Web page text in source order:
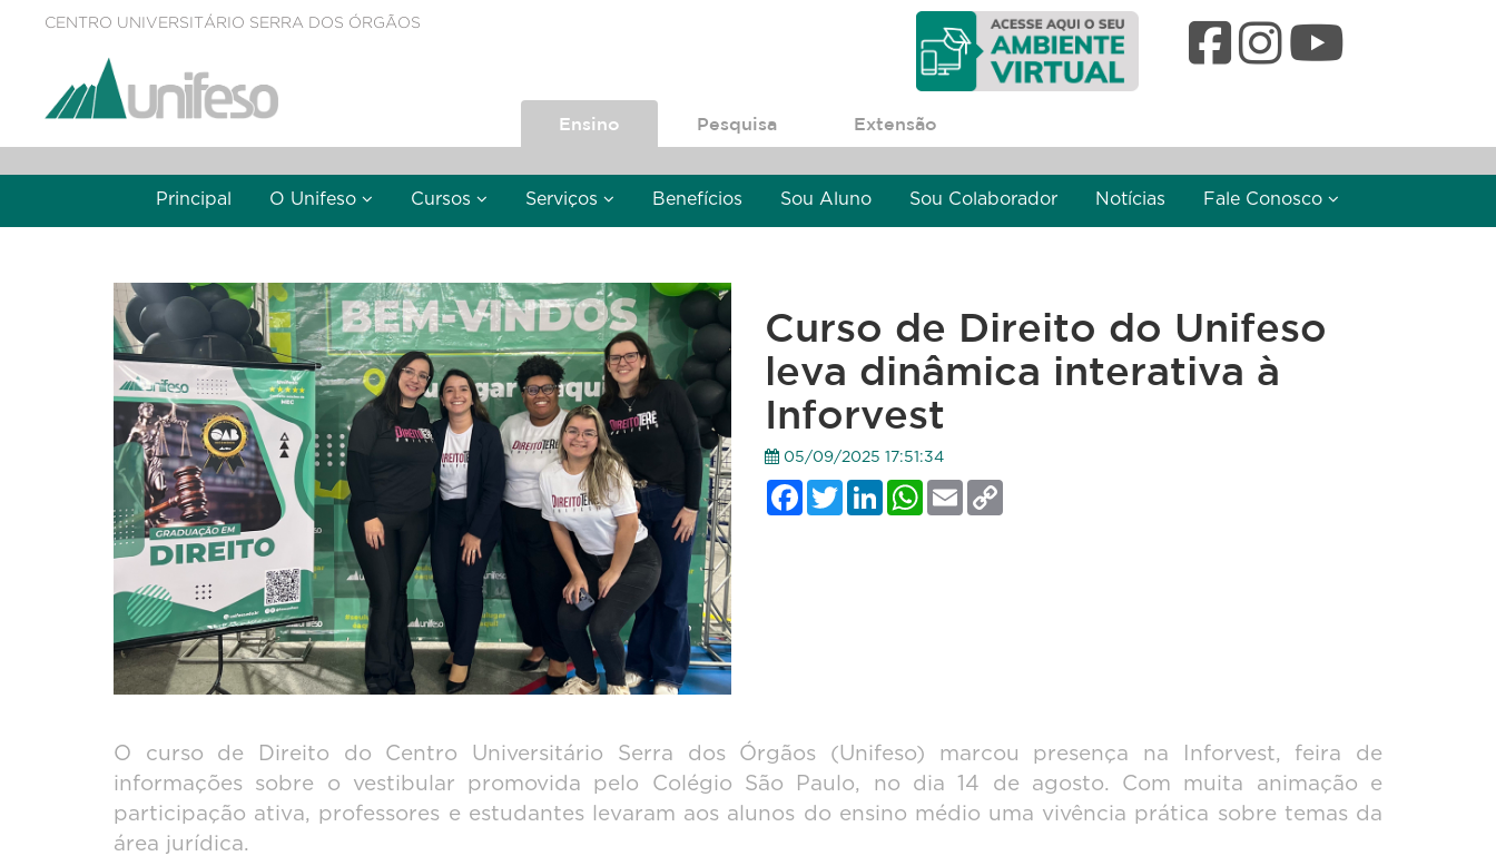
CENTRO UNIVERSITÁRIO SERRA DOS ÓRGÃOS
Ensino Pesquisa Extensão
Principal O Unifeso Cursos Serviços Benefícios Sou Aluno Sou Colaborador Notícias Fale Conosco
Curso de Direito do Unifeso
leva dinâmica interativa à
Inforvest
05/09/2025 17:51:34
Facebook
TwitterLinkedInWhatsApp
Email
O curso de Direito do Centro Universitário Serra dos Órgãos (Unifeso) marcou presença na Inforvest, feira de
informações sobre o vestibular promovida pelo Colégio São Paulo, no dia 14 de agosto. Com muita animação e
participação ativa, professores e estudantes levaram aos alunos do ensino médio uma vivência prática sobre temas da
área jurídica.